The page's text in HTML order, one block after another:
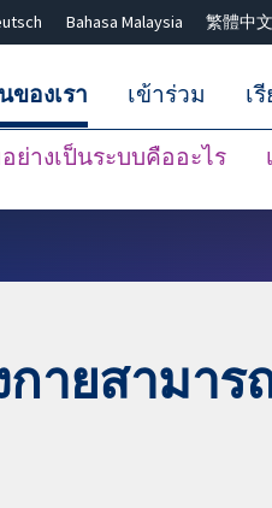
Bahasa Malaysia 繁體中文
ของเรา
างเป็นระบบคืออะไร
เข้าร่วม เ
ายสามาร